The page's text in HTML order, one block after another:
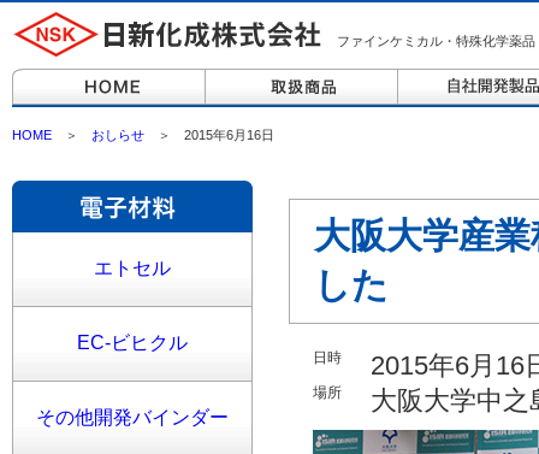
ファインケミカル・特殊化学薬
HOME ＞ おしらせ ＞ 2015年6月16日
エトセル
EC-ビヒクル
その他開発バインダー
大阪大学産
した
日時 2015年6月
場所 大阪大学中